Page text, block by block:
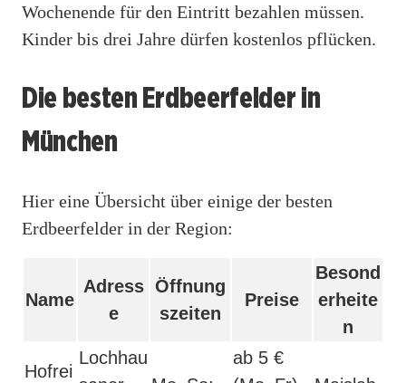
Wochenende für den Eintritt bezahlen müssen.
Kinder bis drei Jahre dürfen kostenlos pflücken.
Die besten Erdbeerfelder in
München
Hier eine Übersicht über einige der besten
Erdbeerfelder in der Region:
Name
Adress
e
Öffnung
szeiten
Preise
Besond
erheite
n
Hofrei
Lochhau
ab 5 €